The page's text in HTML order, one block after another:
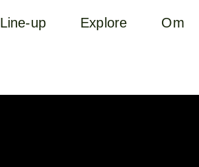
Line-up Explore Om